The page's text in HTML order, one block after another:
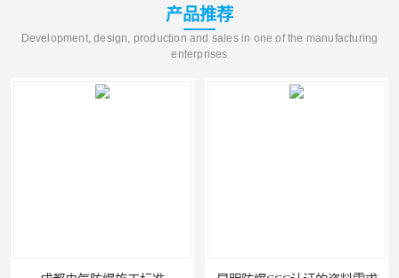
产品推荐
Development, design, production and sales in one of the manufacturing
enterprises